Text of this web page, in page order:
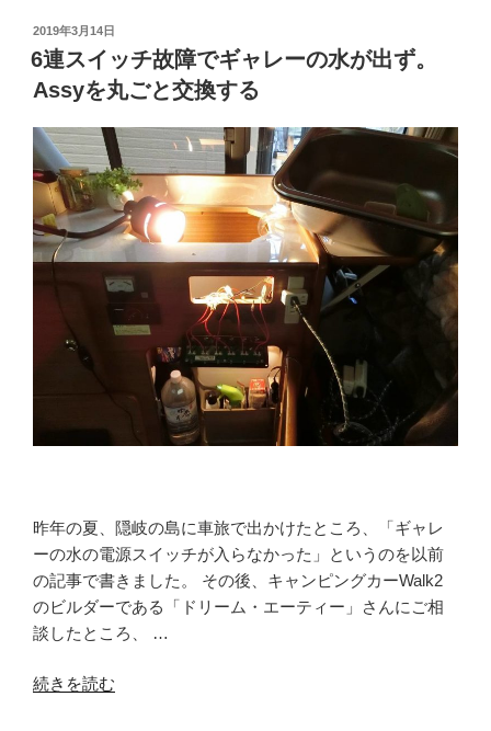
レ
度
ア
プ！
焼
桐
と
100
円
し
ン
タ
ー
を
製
の
投
稿
日:
2019年3月14日
6連スイッチ故障でギャレーの水が出ず。
Assyを丸ごと交換する
昨年の夏、隠岐の島に車旅で出かけたところ、「ギャレ
ーの水の電源スイッチが入らなかった」というのを以前
の記事で書きました。 その後、キャンピングカーWalk2
のビルダーである「ドリーム・エーティー」さんにご相
談したところ、 …
“6
続きを読む